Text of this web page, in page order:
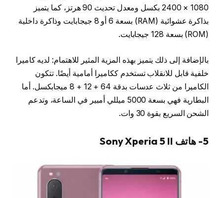
1080 × 2400 بكسل ومعدل تحديث 90 هرتز، كما يتميز
بذاكرة عشوائية (RAM) بسعة 6 أو 8 جيجابايت وذاكرة داخلية
(ROM) بسعة 128 جيجابايت.
بالإضافة إلى ذلك يتميز بهذه المزية المثير للاهتمام: لديه كاميرا
خلفية قابل للانقلاب تستخدم ككاميرا أمامية أيضًا. تتكون
الكاميرا من ثلاث عدسات بدقة 64 + 12 + 8 ميجابكسل. أما
البطارية فهي بسعة 5000 ميللي أمبير في الساعة، وتدعم
الشحن السريع بقوة 30 وات.
5- هاتف Sony Xperia 5 II